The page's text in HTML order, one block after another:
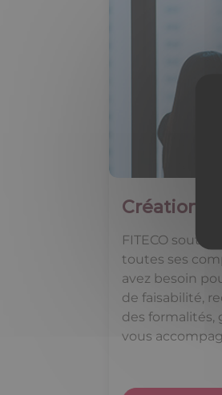
Création
FITECO
toutes ses
avez besoin
de faisabilité,
des formalités,
vous